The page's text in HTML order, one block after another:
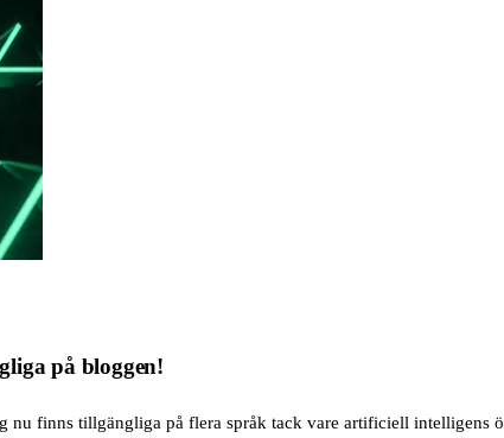
på bloggen!
nu finns tillgängliga på flera språk tack vare artificiell intelligens